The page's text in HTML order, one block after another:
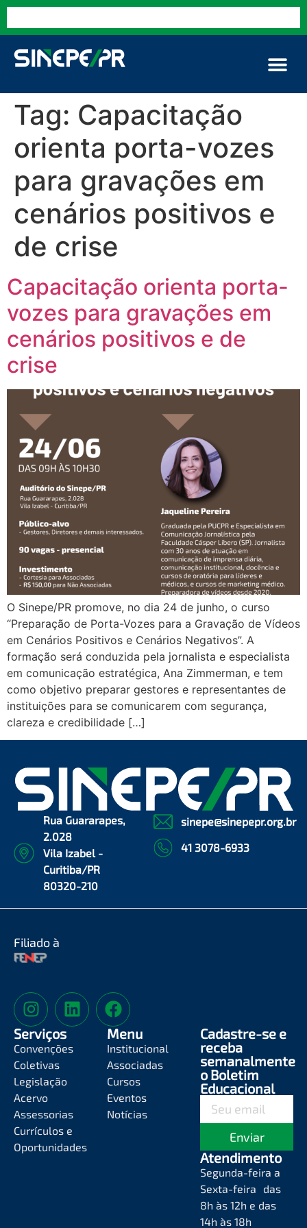
Tag: Capacitação
orienta porta-vozes
para gravações em
cenários positivos e
de crise
Capacitação orienta porta-
vozes para gravações em
cenários positivos e de
crise
O Sinepe/PR promove, no dia 24 de junho, o curso
“Preparação de Porta-Vozes para a Gravação de Vídeos
em Cenários Positivos e Cenários Negativos”. A
formação será conduzida pela jornalista e especialista
em comunicação estratégica, Ana Zimmerman, e tem
como objetivo preparar gestores e representantes de
instituições para se comunicarem com segurança,
clareza e credibilidade […]
Rua Guararapes,
2.028
Vila Izabel -
Curitiba/PR
80320-210
sinepe@sinepepr.org.br
41 3078-6933
Filiado à
Serviços
Convenções
Coletivas
Legislação
Acervo
Assessorias
Currículos e
Oportunidades
Menu
Institucional
Associadas
Cursos
Eventos
Notícias
Cadastre-se e
receba
semanalmente
o Boletim
Educacional
Enviar
Atendimento
Segunda-feira a
Sexta-feira das
8h às 12h e das
14h às 18h